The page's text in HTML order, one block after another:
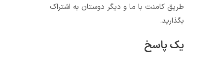
طریق کامنت با ما و دیگر دوستان به اشتراک
یک پاسخ